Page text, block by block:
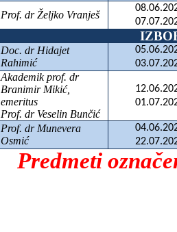
Prof. dr Željko Vranješ
Doc. dr Hidajet
Rahimić
Akademik prof. dr
Branimir Mikić,
emeritus
Prof. dr Veselin Bunčić
Prof. dr Munevera
Osmić
Predmeti